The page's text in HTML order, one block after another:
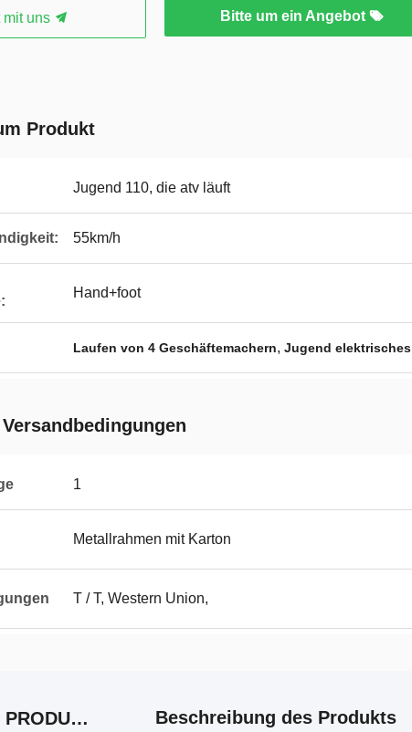
mit uns Bitte um ein Angebot
Produkt
Jugend 110, die atv läuft
55km/h
Hand+foot
Laufen von 4 Geschäftemachern, Jugend
1
Metallrahmen mit Karton
T / T, Western Union,
VERWANDTE PRODUKTE Beschreibung des Produkts